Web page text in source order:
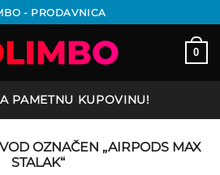
- PRODAVNICA
0
PAMETNU KUPOVINU!
OZNAČEN „AIRPODS MAX
STALAK“